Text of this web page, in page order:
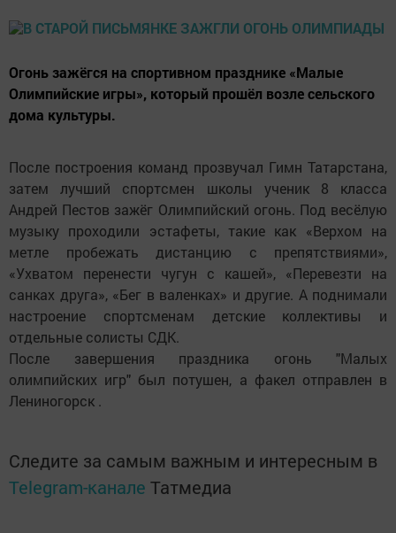
Огонь зажёгся на спортивном празднике «Малые
Олимпийские игры», который прошёл возле сельского
дома культуры.
После построения команд прозвучал Гимн Татарстана,
затем лучший спортсмен школы ученик 8 класса
Андрей Пестов зажёг Олимпийский огонь. Под весёлую
музыку проходили эстафеты, такие как «Верхом на
метле пробежать дистанцию с препятствиями»,
«Ухватом перенести чугун с кашей», «Перевезти на
санках друга», «Бег в валенках» и другие. А поднимали
настроение спортсменам детские коллективы и
отдельные солисты СДК.
После завершения праздника огонь "Малых
олимпийских игр" был потушен, а факел отправлен в
Лениногорск .
Следите за самым важным и интересным в
Telegram-канале Татмедиа